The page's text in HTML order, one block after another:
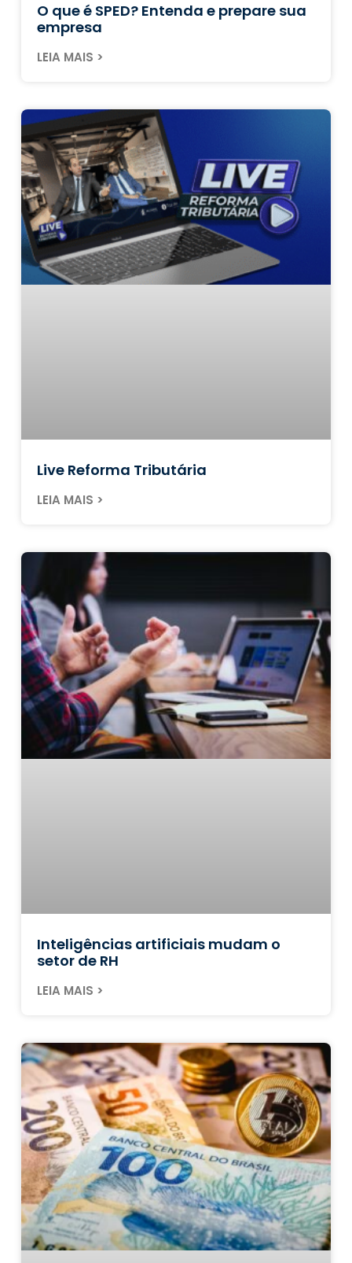
O que é SPED? Entenda e prepare sua
empresa
LEIA MAIS >
Live Reforma Tributária
LEIA MAIS >
Inteligências artificiais mudam o
setor de RH
LEIA MAIS >